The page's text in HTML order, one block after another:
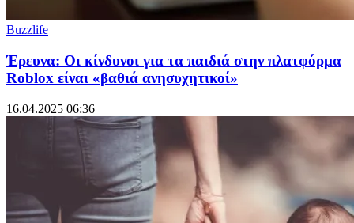
Buzzlife
Έρευνα: Οι κίνδυνοι για τα παιδιά στην πλατφόρμα
Roblox είναι «βαθιά ανησυχητικοί»
16.04.2025 06:36